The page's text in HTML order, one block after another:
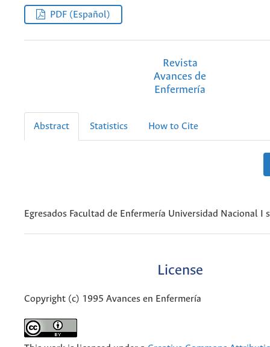
PDF (Español)
Revista
Avances de
Enfermería
Abstract Statistics How to Cite
Egresados Facultad de Enfermería Universidad Nacional I
License
Copyright (c) 1995 Avances en Enfermería